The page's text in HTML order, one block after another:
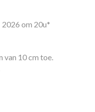
om 20u*
van 10 cm toe.